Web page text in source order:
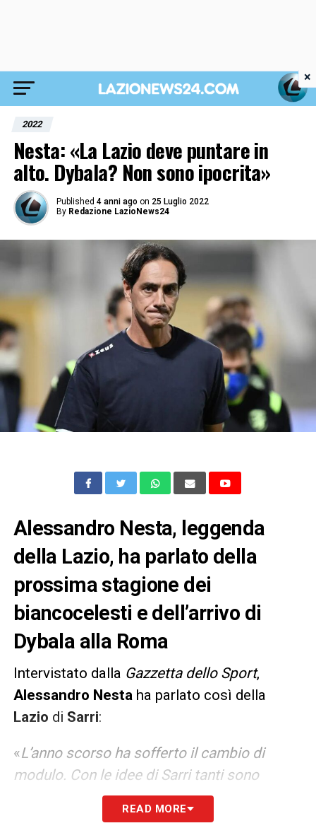
2022
Nesta: «La Lazio deve puntare in
alto. Dybala? Non sono ipocrita»
Published 4 anni ago on 25 Luglio 2022
By Redazione LazioNews24
Alessandro Nesta, leggenda
della Lazio, ha parlato della
prossima stagione dei
biancocelesti e dell’arrivo di
Dybala alla Roma
Intervistato dalla Gazzetta dello Sport,
Alessandro Nesta ha parlato così della
Lazio di Sarri:
«L’anno scorso ha sofferto il cambio di
modulo. Con le idee di Sarri tanti sono
diventati non funzionali. Ora stanno
sistemando le cose. Hanno mantenuto i big
READ MORE
×